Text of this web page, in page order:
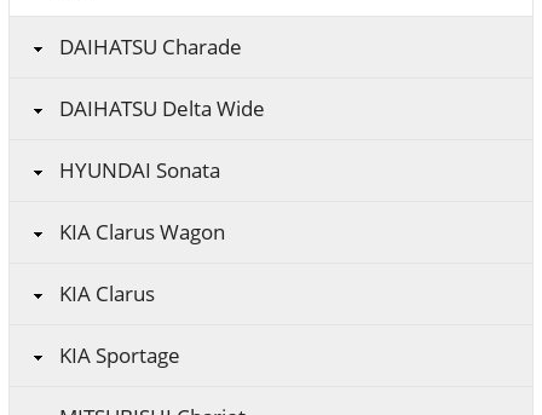
DAIHATSU Charade
DAIHATSU Delta Wide
HYUNDAI Sonata
KIA Clarus Wagon
KIA Clarus
KIA Sportage